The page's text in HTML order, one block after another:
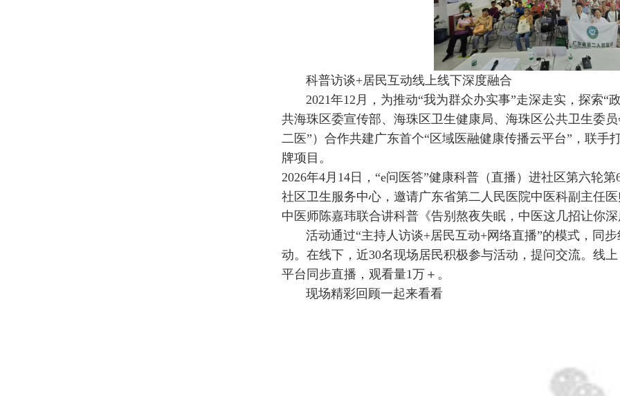
科普访谈+居民互动线上线下深度融合
2021年12月，为推动“我为群众办实事”走深走实，探索“
共海珠区委宣传部、海珠区卫生健康局、海珠区公共卫生委
二医”）合作共建广东首个“区域医融健康传播云平台”，联手
牌项目。
2026年4月14日，“e问医答”健康科普（直播）进社区第六轮
社区卫生服务中心，邀请广东省第二人民医院中医科副主任
中医师陈嘉玮联合讲科普《告别熬夜失眠，中医这几招让你
活动通过“主持人访谈+居民互动+网络直播”的模式，同
动。在线下，近30名现场居民积极参与活动，提问交流。线
平台同步直播，观看量1万＋。
现场精彩回顾一起来看看